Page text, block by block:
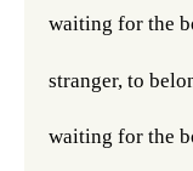
waiting for the
stranger, to
waiting for the